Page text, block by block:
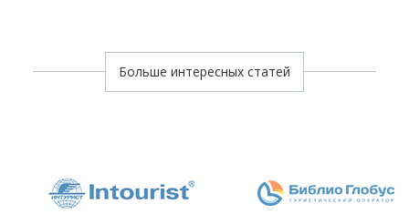
Больше интересных статей